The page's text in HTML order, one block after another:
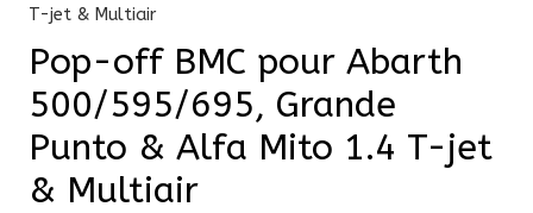
T-jet & Multiair
Pop-off BMC pour Abarth
500/595/695, Grande
Punto & Alfa Mito 1.4 T-jet
& Multiair